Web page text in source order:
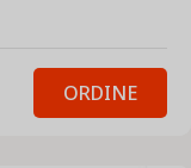
ORDINE